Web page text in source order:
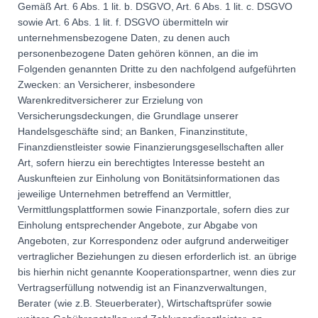
Gemäß Art. 6 Abs. 1 lit. b. DSGVO, Art. 6 Abs. 1 lit. c. DSGVO
sowie Art. 6 Abs. 1 lit. f. DSGVO übermitteln wir
unternehmensbezogene Daten, zu denen auch
personenbezogene Daten gehören können, an die im
Folgenden genannten Dritte zu den nachfolgend aufgeführten
Zwecken: an Versicherer, insbesondere
Warenkreditversicherer zur Erzielung von
Versicherungsdeckungen, die Grundlage unserer
Handelsgeschäfte sind; an Banken, Finanzinstitute,
Finanzdienstleister sowie Finanzierungsgesellschaften aller
Art, sofern hierzu ein berechtigtes Interesse besteht an
Auskunfteien zur Einholung von Bonitätsinformationen das
jeweilige Unternehmen betreffend an Vermittler,
Vermittlungsplattformen sowie Finanzportale, sofern dies zur
Einholung entsprechender Angebote, zur Abgabe von
Angeboten, zur Korrespondenz oder aufgrund anderweitiger
vertraglicher Beziehungen zu diesen erforderlich ist. an übrige
bis hierhin nicht genannte Kooperationspartner, wenn dies zur
Vertragserfüllung notwendig ist an Finanzverwaltungen,
Berater (wie z.B. Steuerberater), Wirtschaftsprüfer sowie